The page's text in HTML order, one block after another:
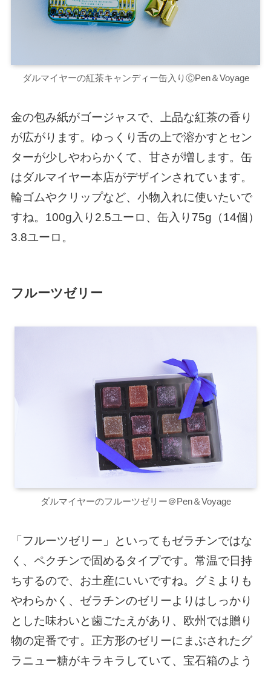
ダルマイヤーの紅茶キャンディー缶入りⒸPen＆Voyage
金の包み紙がゴージャスで、上品な紅茶の香り
が広がります。ゆっくり舌の上で溶かすとセン
ターが少しやわらかくて、甘さが増します。缶
はダルマイヤー本店がデザインされています。
輪ゴムやクリップなど、小物入れに使いたいで
すね。100g入り2.5ユーロ、缶入り75g（14個）
3.8ユーロ。
フルーツゼリー
ダルマイヤーのフルーツゼリー＠Pen＆Voyage
「フルーツゼリー」といってもゼラチンではな
く、ペクチンで固めるタイプです。常温で日持
ちするので、お土産にいいですね。グミよりも
やわらかく、ゼラチンのゼリーよりはしっかり
とした味わいと歯ごたえがあり、欧州では贈り
物の定番です。正方形のゼリーにまぶされたグ
ラニュー糖がキラキラしていて、宝石箱のよう